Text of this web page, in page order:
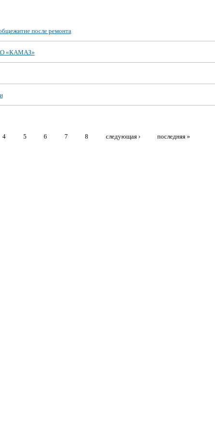
после ремонта
«КАМАЗ»
4 5 6 7 8 следующая › последняя »